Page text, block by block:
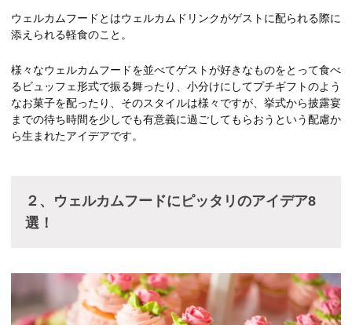
ウェルカムフードとはウェルカムドリンクがゲストに配られる際に
添えられる軽食のこと。
様々なウェルカムフードを並べてゲストが好きなものをとって食べ
るビュッフェ形式で振る舞ったり、小分けにしてプチギフトのよう
なお菓子を配ったり、そのスタイルは様々ですが、挙式から披露宴
までの待ち時間を少しでも有意義に過ごしてもらおうという配慮か
ら生まれたアイデアです。
２、ウェルカムフードにピッタリのアイデア8
選！